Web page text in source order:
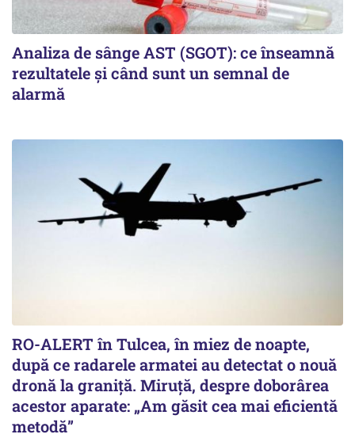
Analiza de sânge AST (SGOT): ce înseamnă
rezultatele și când sunt un semnal de
alarmă
RO-ALERT în Tulcea, în miez de noapte,
după ce radarele armatei au detectat o nouă
dronă la graniță. Miruță, despre doborârea
acestor aparate: „Am găsit cea mai eficientă
metodă”